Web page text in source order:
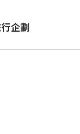
企劃